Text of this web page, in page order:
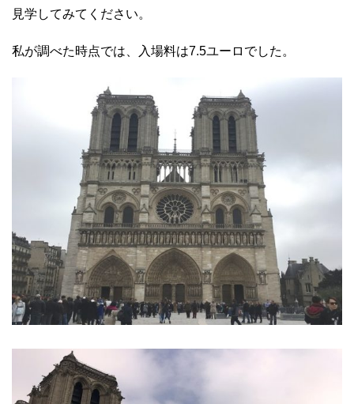
見学してみてください。
私が調べた時点では、入場料は7.5ユーロでした。